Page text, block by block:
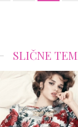
SLIČNE